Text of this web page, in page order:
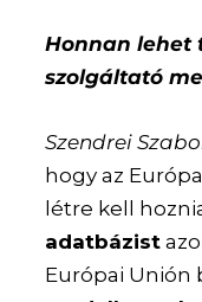
Honnan lehet
szolgáltató
Szendrei
hogy az
létre kell
adatbázist
Európai Unión